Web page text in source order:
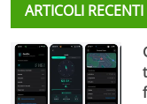
ARTICOLI RECENTI